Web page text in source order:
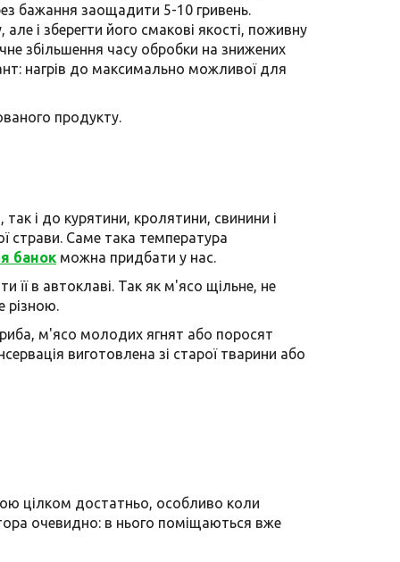
бажання заощадити 5-10 гривень.
і зберегти його смакові якості, поживну
збільшення часу обробки на знижених
нагрів до максимально можливої ​​для
продукту.
і до курятини, кролятини, свинини і
страви. Саме така температура
банок можна придбати у нас.
її в автоклаві. Так як м'ясо щільне, не
різною.
м'ясо молодих ягнят або поросят
виготовлена ​​зі старої тварини або
цілком достатньо, особливо коли
очевидно: в нього поміщаються вже